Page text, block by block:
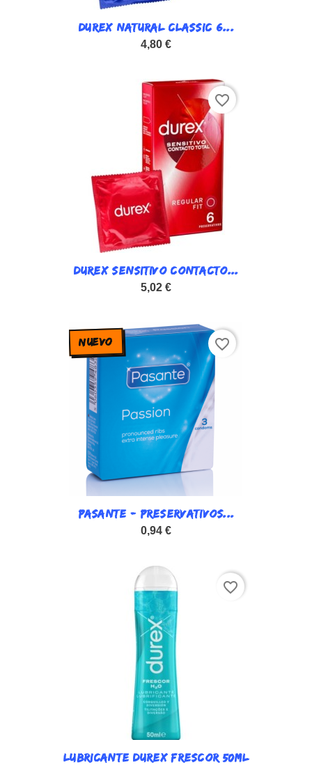
DUREX NATURAL CLASSIC 6...
4,80 €
DUREX SENSITIVO CONTACTO...
5,02 €
favorite_border
PASANTE - PRESERVATIVOS...
0,94 €
NUEVO favorite_border
LUBRICANTE DUREX FRESCOR 50ML
favorite_border